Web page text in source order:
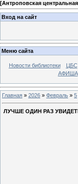
[Антроповская
Вход на сайт
Меню сайта
Новости библиотеки ЦБС
АФИША
Главная » 2026 » Февраль » 5
ЛУЧШЕ ОДИН РАЗ